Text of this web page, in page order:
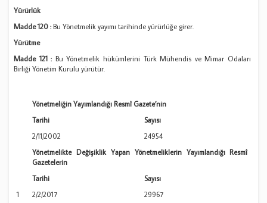
Yürürlük
Madde 120 : Bu Yönetmelik yayımı tarihinde yürürlüğe girer.
Yürütme
Madde 121 : Bu Yönetmelik hükümlerini Türk Mühendis ve Mimar Odaları
Birliği Yönetim Kurulu yürütür.
Yönetmeliğin Yayımlandığı Resmî Gazete’nin
Tarihi
Sayısı
2/11/2002
24954
Yönetmelikte Değişiklik Yapan Yönetmeliklerin Yayımlandığı Resmî
Gazetelerin
Tarihi
Sayısı
1
2/2/2017
29967